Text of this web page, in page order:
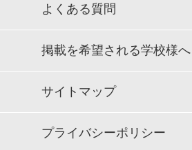
よくある質問
掲載を希望される学校様へ
サイトマップ
プライバシーポリシー